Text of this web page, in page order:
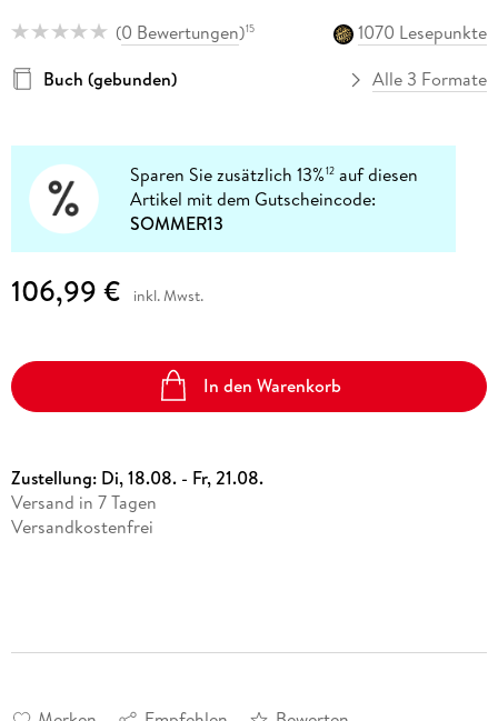
(0 Bewertungen)15
1070 Lesepunkte
Buch (gebunden)
Alle 3 Formate
Sparen Sie zusätzlich 13%12 auf diesen
Artikel mit dem Gutscheincode:
SOMMER13
106,99 € inkl. Mwst.
In den Warenkorb
Zustellung: Di, 18.08. - Fr, 21.08.
Versand in 7 Tagen
Versandkostenfrei